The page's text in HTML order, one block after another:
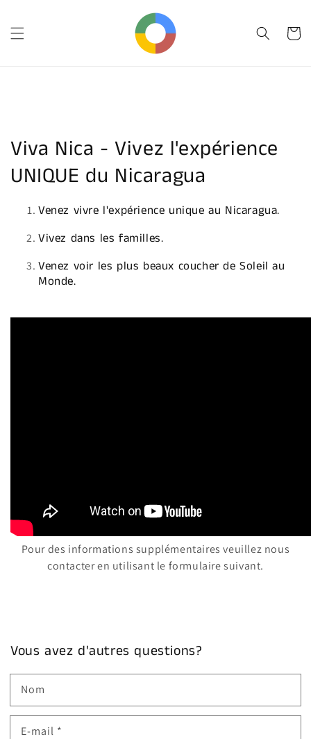
au
contenu
Panier
Collection:
Viva Nica - Vivez l'expérience
UNIQUE du Nicaragua
Venez vivre l'expérience unique au Nicaragua.
Vivez dans les familles.
Venez voir les plus beaux coucher de Soleil au
Monde.
Pour des informations supplémentaires veuillez nous
contacter en utilisant le formulaire suivant.
Vous avez d'autres questions?
Nom
E-mail *